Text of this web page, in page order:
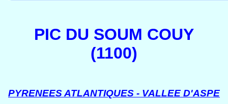
PIC DU SOUM COUY
(1100)
PYRENEES ATLANTIQUES - VALLEE D'ASPE